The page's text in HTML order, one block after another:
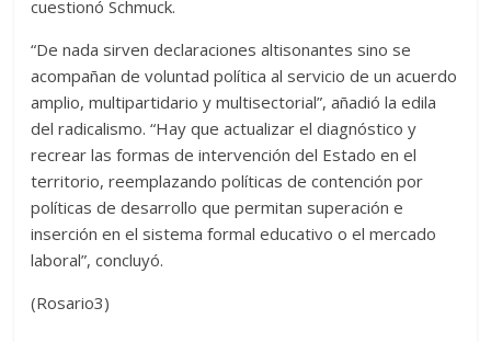
cuestionó Schmuck.
“De nada sirven declaraciones altisonantes sino se
acompañan de voluntad política al servicio de un acuerdo
amplio, multipartidario y multisectorial”, añadió la edila
del radicalismo. “Hay que actualizar el diagnóstico y
recrear las formas de intervención del Estado en el
territorio, reemplazando políticas de contención por
políticas de desarrollo que permitan superación e
inserción en el sistema formal educativo o el mercado
laboral”, concluyó.
(Rosario3)